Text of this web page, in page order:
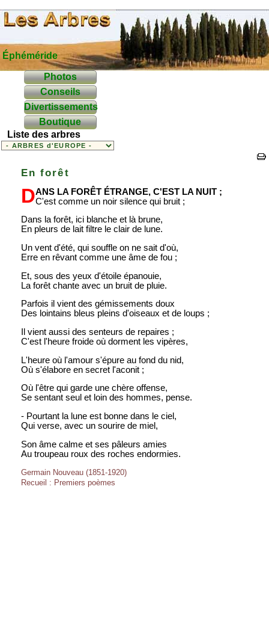
Éphéméride
Photos
Conseils
Divertissements
Boutique
Liste des arbres
En forêt
Dans la forêt étrange, c'est la nuit ;
C'est comme un noir silence qui bruit ;
Dans la forêt, ici blanche et là brune,
En pleurs de lait filtre le clair de lune.
Un vent d'été, qui souffle on ne sait d'où,
Erre en rêvant comme une âme de fou ;
Et, sous des yeux d'étoile épanouie,
La forêt chante avec un bruit de pluie.
Parfois il vient des gémissements doux
Des lointains bleus pleins d'oiseaux et de loups ;
Il vient aussi des senteurs de repaires ;
C'est l'heure froide où dorment les vipères,
L'heure où l'amour s'épure au fond du nid,
Où s'élabore en secret l'aconit ;
Où l'être qui garde une chère offense,
Se sentant seul et loin des hommes, pense.
- Pourtant la lune est bonne dans le ciel,
Qui verse, avec un sourire de miel,
Son âme calme et ses pâleurs amies
Au troupeau roux des roches endormies.
Germain Nouveau (1851-1920)
Recueil : Premiers poèmes